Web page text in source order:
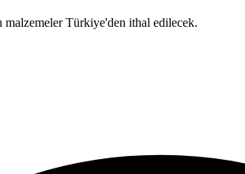
malzemeler Türkiye'den ithal edilecek.